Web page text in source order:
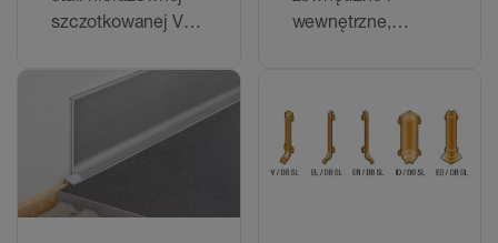
szczotkowanej V2A
wysokościach
wewnętrzne,
EB